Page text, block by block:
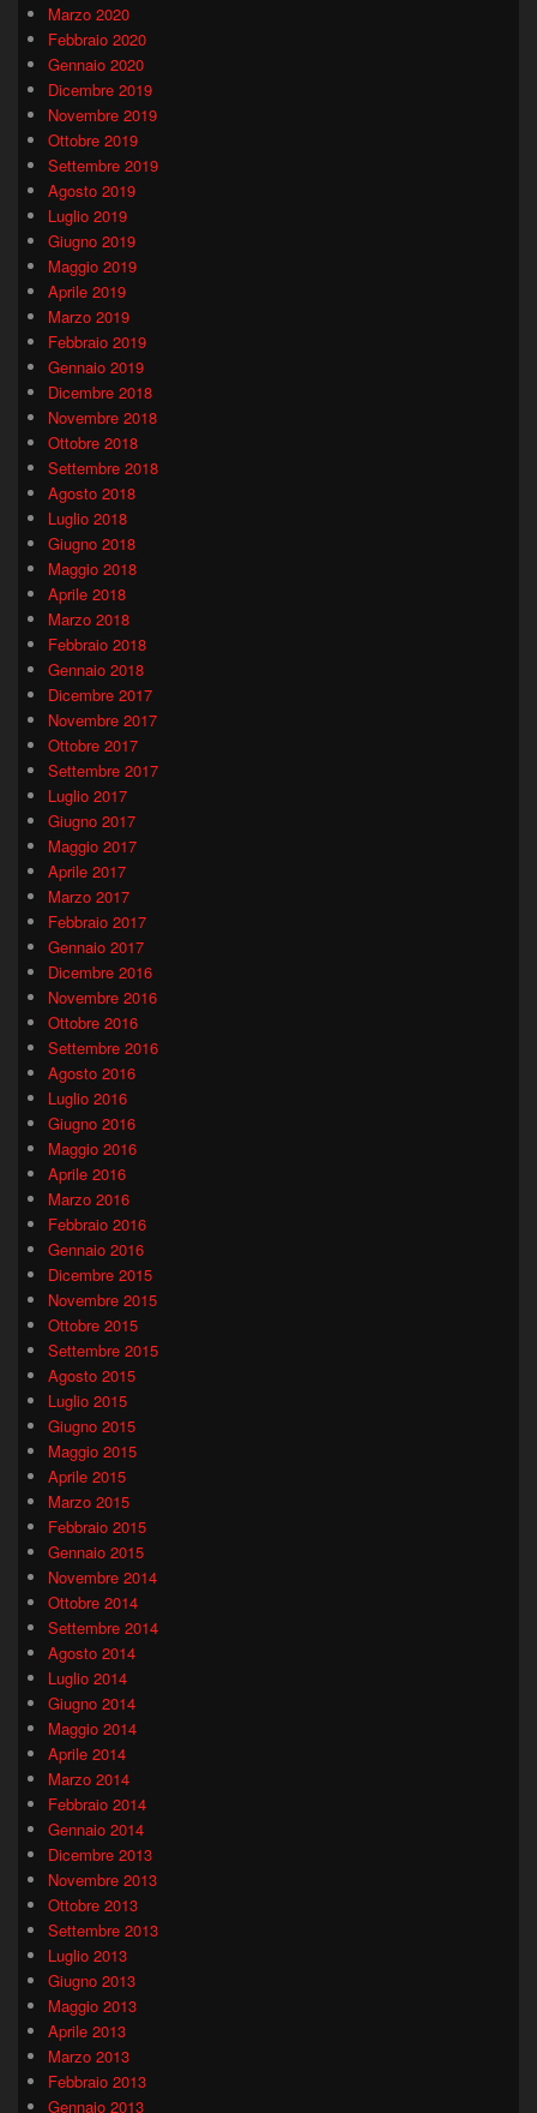
Marzo 2020
Febbraio 2020
Gennaio 2020
Dicembre 2019
Novembre 2019
Ottobre 2019
Settembre 2019
Agosto 2019
Luglio 2019
Giugno 2019
Maggio 2019
Aprile 2019
Marzo 2019
Febbraio 2019
Gennaio 2019
Dicembre 2018
Novembre 2018
Ottobre 2018
Settembre 2018
Agosto 2018
Luglio 2018
Giugno 2018
Maggio 2018
Aprile 2018
Marzo 2018
Febbraio 2018
Gennaio 2018
Dicembre 2017
Novembre 2017
Ottobre 2017
Settembre 2017
Luglio 2017
Giugno 2017
Maggio 2017
Aprile 2017
Marzo 2017
Febbraio 2017
Gennaio 2017
Dicembre 2016
Novembre 2016
Ottobre 2016
Settembre 2016
Agosto 2016
Luglio 2016
Giugno 2016
Maggio 2016
Aprile 2016
Marzo 2016
Febbraio 2016
Gennaio 2016
Dicembre 2015
Novembre 2015
Ottobre 2015
Settembre 2015
Agosto 2015
Luglio 2015
Giugno 2015
Maggio 2015
Aprile 2015
Marzo 2015
Febbraio 2015
Gennaio 2015
Novembre 2014
Ottobre 2014
Settembre 2014
Agosto 2014
Luglio 2014
Giugno 2014
Maggio 2014
Aprile 2014
Marzo 2014
Febbraio 2014
Gennaio 2014
Dicembre 2013
Novembre 2013
Ottobre 2013
Settembre 2013
Luglio 2013
Giugno 2013
Maggio 2013
Aprile 2013
Marzo 2013
Febbraio 2013
Gennaio 2013